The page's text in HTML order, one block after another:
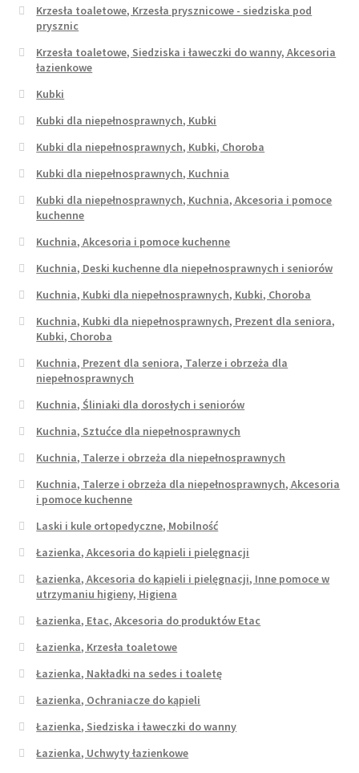
Krzesła toaletowe, Krzesła prysznicowe - siedziska pod
prysznic
Krzesła toaletowe, Siedziska i ławeczki do wanny, Akcesoria
łazienkowe
Kubki
Kubki dla niepełnosprawnych, Kubki
Kubki dla niepełnosprawnych, Kubki, Choroba
Kubki dla niepełnosprawnych, Kuchnia
Kubki dla niepełnosprawnych, Kuchnia, Akcesoria i pomoce
kuchenne
Kuchnia, Akcesoria i pomoce kuchenne
Kuchnia, Deski kuchenne dla niepełnosprawnych i seniorów
Kuchnia, Kubki dla niepełnosprawnych, Kubki, Choroba
Kuchnia, Kubki dla niepełnosprawnych, Prezent dla seniora,
Kubki, Choroba
Kuchnia, Prezent dla seniora, Talerze i obrzeża dla
niepełnosprawnych
Kuchnia, Śliniaki dla dorosłych i seniorów
Kuchnia, Sztućce dla niepełnosprawnych
Kuchnia, Talerze i obrzeża dla niepełnosprawnych
Kuchnia, Talerze i obrzeża dla niepełnosprawnych, Akcesoria
i pomoce kuchenne
Laski i kule ortopedyczne, Mobilność
Łazienka, Akcesoria do kąpieli i pielęgnacji
Łazienka, Akcesoria do kąpieli i pielęgnacji, Inne pomoce w
utrzymaniu higieny, Higiena
Łazienka, Etac, Akcesoria do produktów Etac
Łazienka, Krzesła toaletowe
Łazienka, Nakładki na sedes i toaletę
Łazienka, Ochraniacze do kąpieli
Łazienka, Siedziska i ławeczki do wanny
Łazienka, Uchwyty łazienkowe